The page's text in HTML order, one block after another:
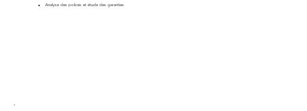
Analyse des polices et étude des garanties